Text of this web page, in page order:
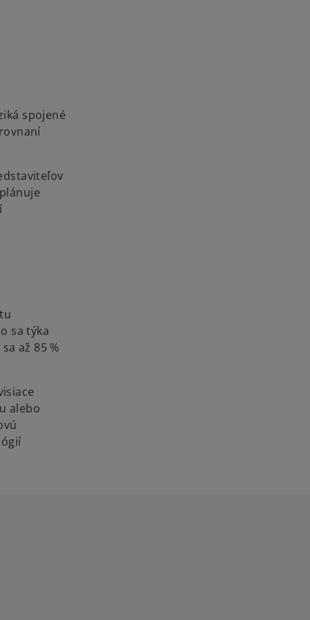
spojené
sa týka
až 85 %
alebo